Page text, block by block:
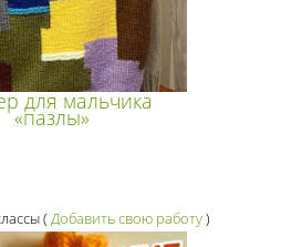
для мальчика
«пазлы»
( Добавить свою работу)